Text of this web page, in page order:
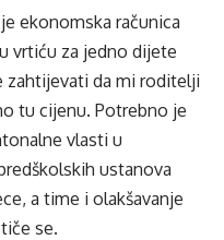
ekonomska računica
vrtiću za jedno dijete
zahtijevati da mi roditelji
tu cijenu. Potrebno je
vlasti u
ustanova
a time i olakšavanje
se.